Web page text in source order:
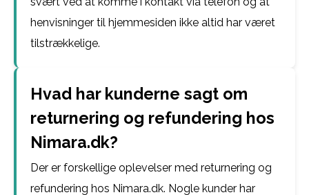
henvisninger til hjemmesiden ikke altid har været
tilstrækkelige.
Hvad har kunderne sagt om
returnering og refundering hos
Nimara.dk?
Der er forskellige oplevelser med returnering og
refundering hos Nimara.dk. Nogle kunder har